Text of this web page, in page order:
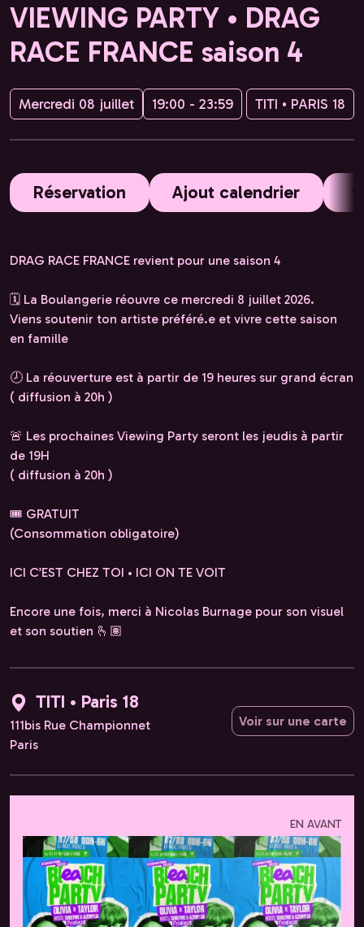
VIEWING PARTY • DRAG
RACE FRANCE saison 4
Mercredi 08 juillet 19:00 - 23:59 TITI • PARIS 18
Réservation Ajout calendrier
DRAG RACE FRANCE revient pour une saison 4
🗓️ La Boulangerie réouvre ce mercredi 8 juillet 2026.
Viens soutenir ton artiste préféré.e et vivre cette saison
en famille
🕗 La réouverture est à partir de 19 heures sur grand écran
( diffusion à 20h )
🚨 Les prochaines Viewing Party seront les jeudis à partir
de 19H
( diffusion à 20h )
🎟️ GRATUIT
(Consommation obligatoire)
ICI C’EST CHEZ TOI • ICI ON TE VOIT
Encore une fois, merci à Nicolas Burnage pour son visuel
et son soutien 🫰🏽
TITI • Paris 18
111bis Rue Championnet
Paris
Voir sur une carte
EN AVANT